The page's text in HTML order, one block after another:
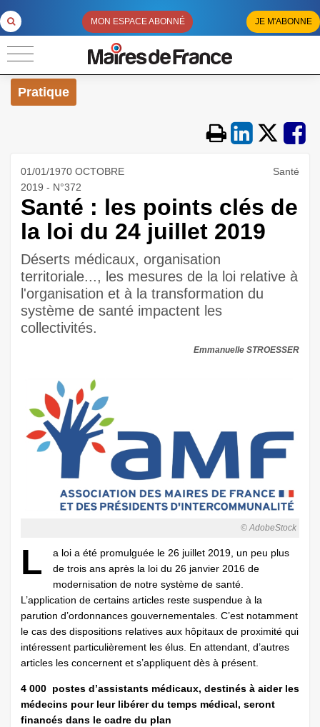
MON ESPACE ABONNÉ JE M'ABONNE
Pratique
01/01/1970 OCTOBRE
2019 - N°372
Santé
Santé : les points clés de
la loi du 24 juillet 2019
Déserts médicaux, organisation
territoriale..., les mesures de la loi relative à
l'organisation et à la transformation du
système de santé impactent les
collectivités.
Emmanuelle STROESSER
© AdobeStock
L
a loi a été promulguée le 26 juillet 2019, un peu plus
de trois ans après la loi du 26 janvier 2016 de
modernisation de notre système de santé.
L’application de certains articles reste suspendue à la
parution d’ordonnances gouvernementales. C’est notamment
le cas des dispositions relatives aux hôpitaux de proximité qui
intéressent particulièrement les élus. En attendant, d’autres
articles les concernent et s’appliquent dès à présent.
4 000 postes d’assistants médicaux, destinés à aider les
médecins pour leur libérer du temps médical, seront
financés dans le cadre du plan